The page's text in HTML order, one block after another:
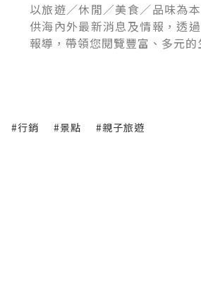
以旅遊／休閒／美食／品味為
供海內外最新消息及情報，透
報導，帶領您閱覽豐富、多元的
#行銷 #景點 #親子旅遊